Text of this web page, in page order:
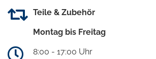
Teile & Zubehör
Montag bis Freitag
8:00 - 17:00 Uhr